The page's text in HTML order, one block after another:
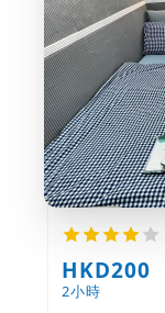
HKD200
2小時